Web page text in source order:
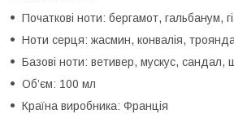
Початкові ноти: бергамот, гальбанум,
Ноти серця: жасмин, конвалія,
Базові ноти: ветивер, мускус, сандал,
Об’єм: 100 мл
Країна виробника: Франція